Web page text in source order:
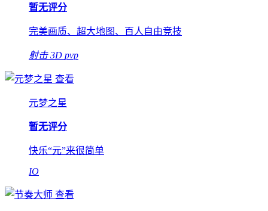
暂无评分
完美画质、超大地图、百人自由竞技
射击 3D pvp
查看
元梦之星
暂无评分
快乐“元”来很简单
IO
查看